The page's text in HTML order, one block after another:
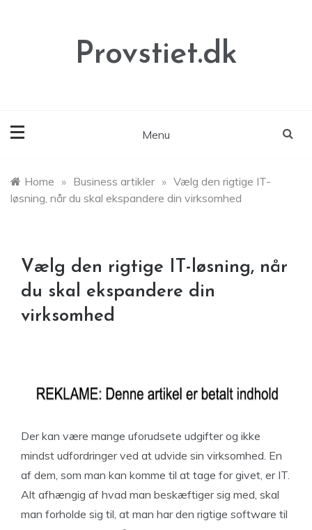
Provstiet.dk
Menu
Home » Business artikler » Vælg den rigtige IT-
løsning, når du skal ekspandere din virksomhed
Vælg den rigtige IT-løsning, når
du skal ekspandere din
virksomhed
Der kan være mange uforudsete udgifter og ikke
mindst udfordringer ved at udvide sin virksomhed. En
af dem, som man kan komme til at tage for givet, er IT.
Alt afhængig af hvad man beskæftiger sig med, skal
man forholde sig til, at man har den rigtige software til